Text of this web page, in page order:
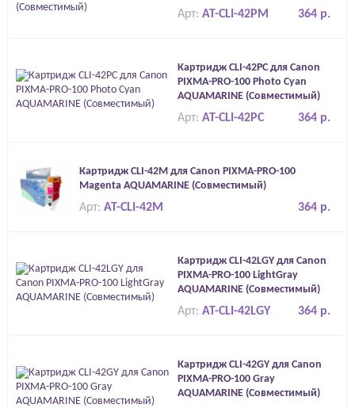
364 р.
Арт: AT-CLI-42PM
Картридж CLI-42PC для Canon
PIXMA-PRO-100 Photo Cyan
AQUAMARINE (Совместимый)
364 р.
Арт: AT-CLI-42PC
Картридж CLI-42M для Canon PIXMA-PRO-100
Magenta AQUAMARINE (Совместимый)
364 р.
Арт: AT-CLI-42M
Картридж CLI-42LGY для Canon
PIXMA-PRO-100 LightGray
AQUAMARINE (Совместимый)
364 р.
Арт:AT-CLI-42LGY
Картридж CLI-42GY для Canon
PIXMA-PRO-100 Gray
AQUAMARINE (Совместимый)